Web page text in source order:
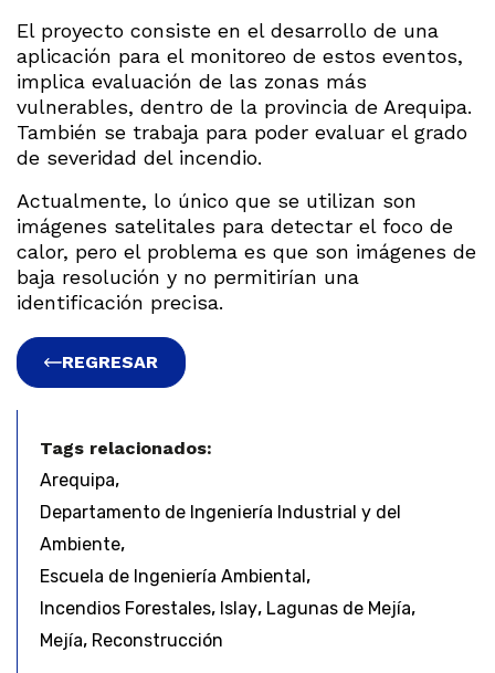
El proyecto consiste en el desarrollo de una
aplicación para el monitoreo de estos eventos,
implica evaluación de las zonas más
vulnerables, dentro de la provincia de Arequipa.
También se trabaja para poder evaluar el grado
de severidad del incendio.
Actualmente, lo único que se utilizan son
imágenes satelitales para detectar el foco de
calor, pero el problema es que son imágenes de
baja resolución y no permitirían una
identificación precisa.
REGRESAR
Tags relacionados:
Arequipa,
Departamento de Ingeniería Industrial y del
Ambiente,
Escuela de Ingeniería Ambiental,
Incendios Forestales, Islay, Lagunas de Mejía,
Mejía, Reconstrucción